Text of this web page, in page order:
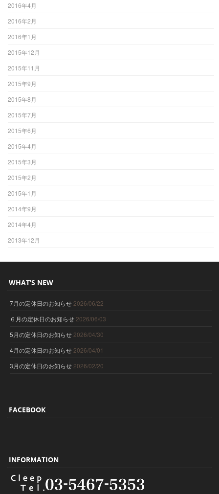
2016年4月
2016年2月
2016年1月
2015年12月
2015年11月
2015年9月
2015年8月
2015年7月
2015年6月
2015年4月
2015年3月
2015年2月
2015年1月
2014年9月
2014年4月
2013年12月
WHAT’S NEW
7月の定休日のお知らせ 2026/06/22
６月の定休日のお知らせ 2026/06/03
5月の定休日のお知らせ 2026/04/30
4月の定休日のお知らせ 2026/04/01
3月の定休日のお知らせ 2026/02/20
FACEBOOK
INFORMATION